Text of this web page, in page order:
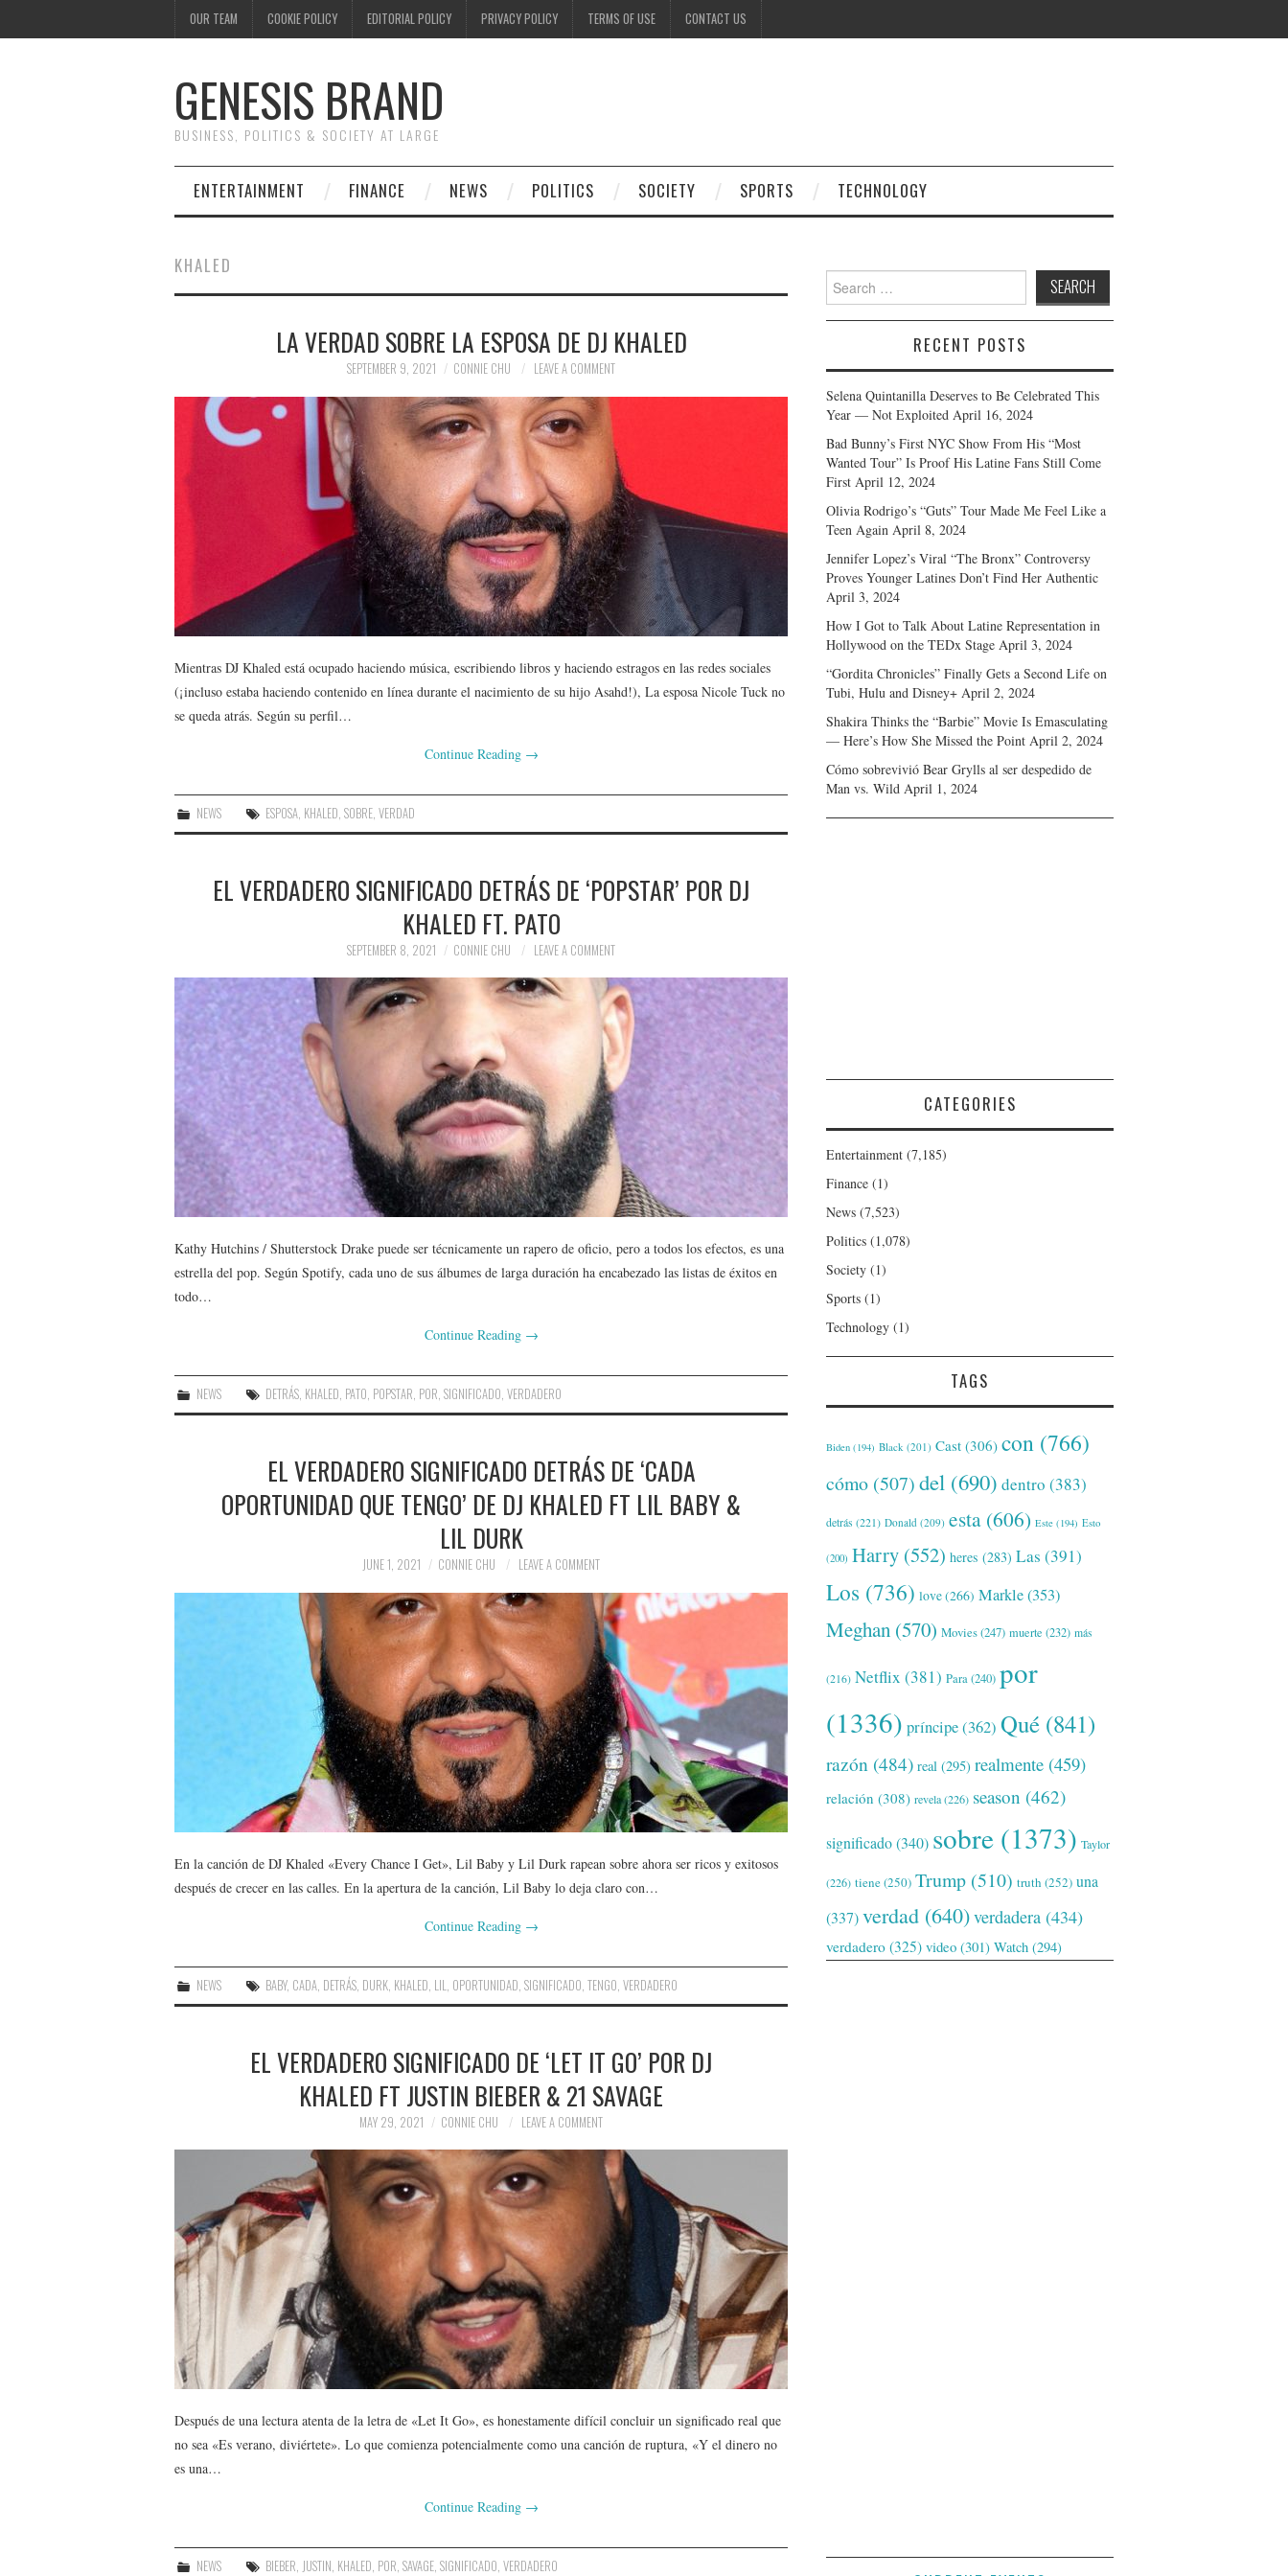
OUR TEAM COOKIE POLICY EDITORIAL POLICY PRIVACY POLICY TERMS OF USE CONTACT US
GENESIS BRAND
BUSINESS, POLITICS & SOCIETY AT LARGE
ENTERTAINMENT FINANCE NEWS POLITICS SOCIETY SPORTS TECHNOLOGY
KHALED
LA VERDAD SOBRE LA ESPOSA DE DJ KHALED
SEPTEMBER 9, 2021 CONNIE CHU LEAVE A COMMENT
Mientras DJ Khaled está ocupado haciendo música, escribiendo libros y haciendo estragos en las redes sociales
(¡incluso estaba haciendo contenido en línea durante el nacimiento de su hijo Asahd!), La esposa Nicole Tuck no
se queda atrás. Según su perfil…
Continue Reading →
NEWS ESPOSA KHALED ,SOBRE ,VERDAD
EL VERDADERO SIGNIFICADO DETRÁS DE ‘POPSTAR’ POR DJ
KHALED FT. PATO
SEPTEMBER 8, 2021 CONNIE CHU LEAVE A COMMENT
Kathy Hutchins / Shutterstock Drake puede ser técnicamente un rapero de oficio, pero a todos los efectos, es una
estrella del pop. Según Spotify, cada uno de sus álbumes de larga duración ha encabezado las listas de éxitos en
todo…
Continue Reading →
NEWS DETRÁS, KHALED, PATO, POPSTAR, POR,SIGNIFICADO,VERDADERO
EL VERDADERO SIGNIFICADO DETRÁS DE ‘CADA
OPORTUNIDAD QUE TENGO’ DE DJ KHALED FT LIL BABY &
LIL DURK
JUNE 1, 2021 CONNIE CHU LEAVE A COMMENT
En la canción de DJ Khaled «Every Chance I Get», Lil Baby y Lil Durk rapean sobre ahora ser ricos y exitosos
después de crecer en las calles. En la apertura de la canción, Lil Baby lo deja claro con…
Continue Reading →
NEWS BABY, CADA DETRÁS DURK KHALED LIL OPORTUNIDAD ,SIGNIFICADO ,TENGO ,VERDADERO
EL VERDADERO SIGNIFICADO DE ‘LET IT GO’ POR DJ
KHALED FT JUSTIN BIEBER & 21 SAVAGE
MAY 29, 2021 CONNIE CHU LEAVE A COMMENT
Después de una lectura atenta de la letra de «Let It Go», es honestamente difícil concluir un significado real que
no sea «Es verano, diviértete». Lo que comienza potencialmente como una canción de ruptura, «Y el dinero no
es una…
Continue Reading →
NEWS BIEBER, JUSTIN, KHALED, POR,SAVAGE,SIGNIFICADO,VERDADERO
Search
for:
RECENT POSTS
Selena Quintanilla Deserves to Be Celebrated This
Year — Not Exploited April 16, 2024
Bad Bunny’s First NYC Show From His “Most
Wanted Tour” Is Proof His Latine Fans Still Come
First April 12, 2024
Olivia Rodrigo’s “Guts” Tour Made Me Feel Like a
Teen Again April 8, 2024
Jennifer Lopez’s Viral “The Bronx” Controversy
Proves Younger Latines Don’t Find Her Authentic
April 3, 2024
How I Got to Talk About Latine Representation in
Hollywood on the TEDx Stage April 3, 2024
“Gordita Chronicles” Finally Gets a Second Life on
Tubi, Hulu and Disney+ April 2, 2024
Shakira Thinks the “Barbie” Movie Is Emasculating
— Here’s How She Missed the Point April 2, 2024
Cómo sobrevivió Bear Grylls al ser despedido de
Man vs. Wild April 1, 2024
CATEGORIES
Entertainment (7,185)
Finance (1)
News (7,523)
Politics (1,078)
Society (1)
Sports (1)
Technology (1)
TAGS
Biden (194) Black (201) Cast (306) con (766)
cómo (507)del (690) dentro (383)
detrás (221) Donald (209) esta (606) Este (194) Esto
(200) Harry (552) heres (283) Las (391)
Los (736) love(266) Markle(353)
Meghan (570) Movies(247) muerte (232) más
(216) Netflix (381) Para(240) por
(1336) príncipe(362) Qué (841)
razón (484) real (295) realmente (459)
relación (308) revela(226) season (462)
significado(340) sobre (1373) Taylor
(226) tiene(250) Trump (510) truth (252) una
(337)verdad (640)verdadera (434)
verdadero (325) video (301) Watch (294)